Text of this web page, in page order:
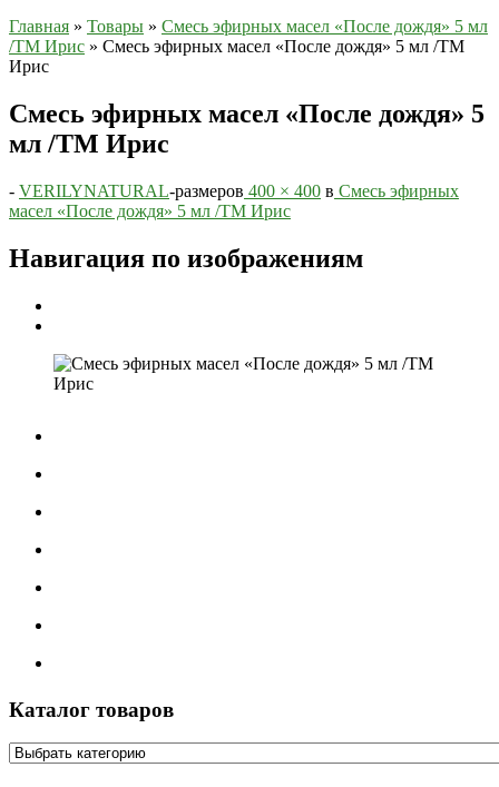
Главная » Товары » Смесь эфирных масел «После дождя» 5 мл
/ТМ Ирис » Смесь эфирных масел «После дождя» 5 мл /ТМ
Ирис
Смесь эфирных масел «После дождя» 5
мл /ТМ Ирис
- VERILYNATURAL-размеров 400 × 400 в Смесь эфирных
масел «После дождя» 5 мл /ТМ Ирис
Навигация по изображениям
Каталог товаров